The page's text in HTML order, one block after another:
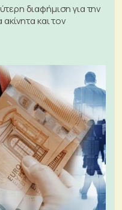
διαφήμιση για την
και τον